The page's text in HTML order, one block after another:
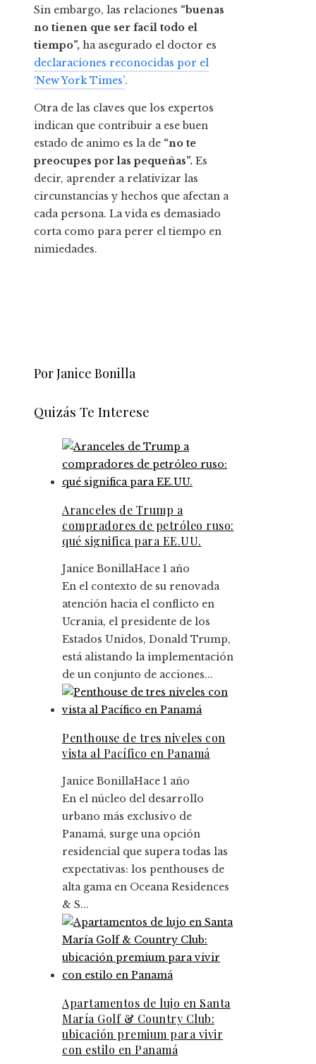
Sin embargo, las relaciones “buenas
no tienen que ser facil todo el
tiempo”, ha asegurado el doctor es
declaraciones reconocidas por el
‘New York Times’.
Otra de las claves que los expertos
indican que contribuir a ese buen
estado de animo es la de “no te
preocupes por las pequeñas”. Es
decir, aprender a relativizar las
circunstancias y hechos que afectan a
cada persona. La vida es demasiado
corta como para perer el tiempo en
nimiedades.
Por Janice Bonilla
Quizás Te Interese
Aranceles de Trump a
compradores de petróleo ruso:
qué significa para EE.UU.
Janice BonillaHace 1 año
En el contexto de su renovada
atención hacia el conflicto en
Ucrania, el presidente de los
Estados Unidos, Donald Trump,
está alistando la implementación
de un conjunto de acciones...
Penthouse de tres niveles con
vista al Pacífico en Panamá
Janice BonillaHace 1 año
En el núcleo del desarrollo
urbano más exclusivo de
Panamá, surge una opción
residencial que supera todas las
expectativas: los penthouses de
alta gama en Oceana Residences
& S...
Apartamentos de lujo en Santa
María Golf & Country Club:
ubicación premium para vivir
con estilo en Panamá